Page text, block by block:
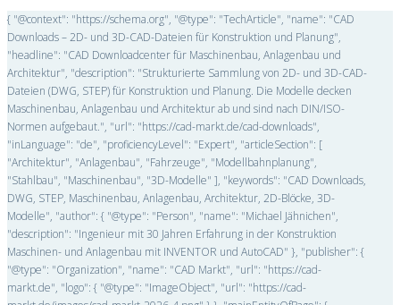
{ "@context": "https://schema.org", "@type": "TechArticle", "name": "CAD
Downloads – 2D- und 3D-CAD-Dateien für Konstruktion und Planung",
"headline": "CAD Downloadcenter für Maschinenbau, Anlagenbau und
Architektur", "description": "Strukturierte Sammlung von 2D- und 3D-CAD-
Dateien (DWG, STEP) für Konstruktion und Planung. Die Modelle decken
Maschinenbau, Anlagenbau und Architektur ab und sind nach DIN/ISO-
Normen aufgebaut.", "url": "https://cad-markt.de/cad-downloads",
"inLanguage": "de", "proficiencyLevel": "Expert", "articleSection": [
"Architektur", "Anlagenbau", "Fahrzeuge", "Modellbahnplanung",
"Stahlbau", "Maschinenbau", "3D-Modelle" ], "keywords": "CAD Downloads,
DWG, STEP, Maschinenbau, Anlagenbau, Architektur, 2D-Blöcke, 3D-
Modelle", "author": { "@type": "Person", "name": "Michael Jähnichen",
"description": "Ingenieur mit 30 Jahren Erfahrung in der Konstruktion
Maschinen- und Anlagenbau mit INVENTOR und AutoCAD" }, "publisher": {
"@type": "Organization", "name": "CAD Markt", "url": "https://cad-
markt.de", "logo": { "@type": "ImageObject", "url": "https://cad-